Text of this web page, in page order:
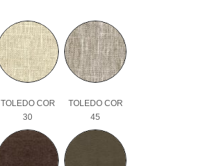
TOLEDO COR
30
TOLEDO COR
45